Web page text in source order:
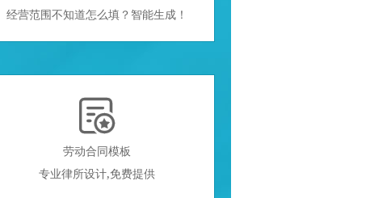
经营范围不知道怎么填？智能生成！

劳动合同模板
专业律所设计,免费提供